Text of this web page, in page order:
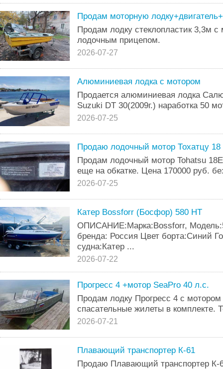
Продам моторную
Продам лодку стеклопластик 3,3м
лодочным прицепом.
2026-07-27
Алюминиевая лодка с мотором
Продается алюминиевая лодка
Suzuki DT 30(2009г.) наработка 50
2026-07-25
Продаю лодочный мотор Тохатцу 18
Продам лодочный мотор Tohatsu
еще на обкатке. Цена 170000 руб.
2026-07-25
Катер Bossforr (Босфор) 580 HT
ОПИСАНИЕ:Марка:Bossforr,
бренда: Россия Цвет борта:Синий
судна:Катер ...
2026-07-22
Прогресс 4 +мотор SeaPro 40 л.с.
Продам лодку Прогресс 4 с мотором
спасательные жилеты в комплекте.
2026-07-21
Плавающий транспортер К-61
Продаю Плавающий транспортер К-